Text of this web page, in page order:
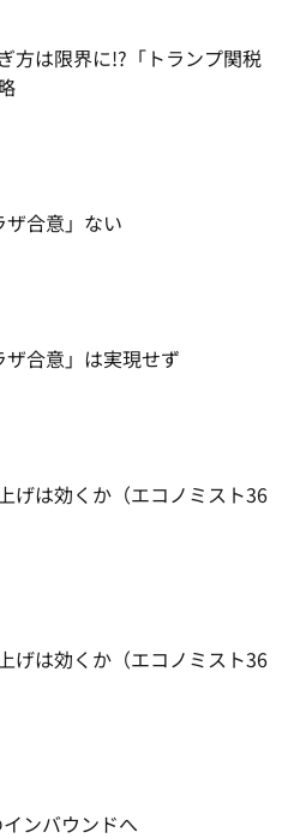
方は限界に!?「トランプ関税
合意」ない
合意」は実現せず
げは効くか（エコノミスト36
げは効くか（エコノミスト36
ンバウンドへ